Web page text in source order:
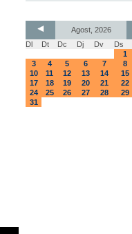
Agost, 2026
Dl
Dt Dc Dj Dv Ds
1
3
4 5 6 7 8
10
11 12 13 14 15
17
18 19 20 21 22
24
25 26 27 28 29
31